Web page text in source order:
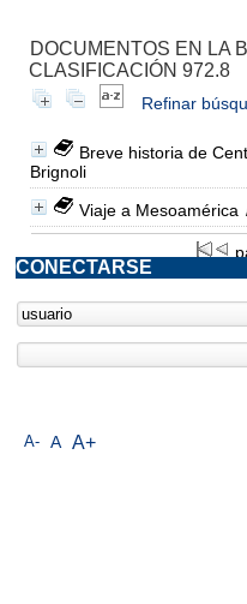
DOCUMENTOS EN LA
CLASIFICACIÓN 972.8
Refinar
Breve historia de
Brignoli
Viaje a Mesoamérica
A- A A+
CONECTARSE